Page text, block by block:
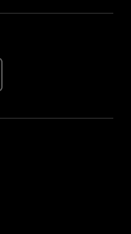
(opens in a new tab)